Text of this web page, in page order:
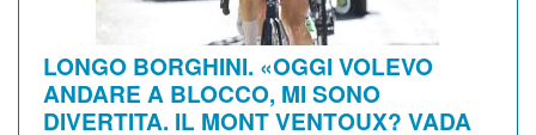
LONGO BORGHINI. «OGGI VOLEVO
ANDARE A BLOCCO, MI SONO
DIVERTITA. IL MONT VENTOUX? VADA